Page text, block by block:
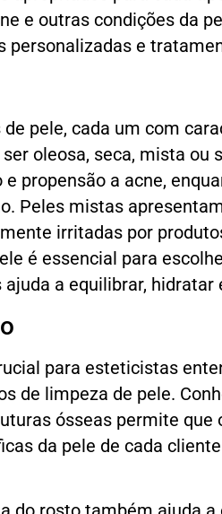
e outras condições da
personalizadas e
pele, cada um com
oleosa, seca, mista ou
propensão a acne,
Peles mistas
irritadas por
é essencial para
ajuda a equilibrar, hidratar
para esteticistas
de limpeza de pele.
ósseas permite
da pele de cada